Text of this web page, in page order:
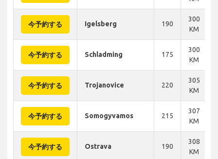
今予約する Igelsberg 190
300
KM
今予約する Schladming 175
300
KM
今予約する Trojanovice 220
305
KM
今予約する Somogyvamos 215
307
KM
今予約する Ostrava 190
308
KM